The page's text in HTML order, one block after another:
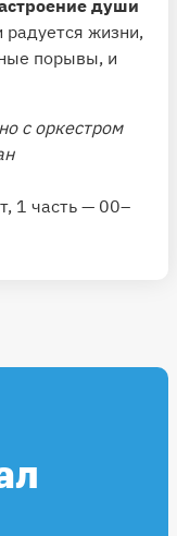
души
радуется жизни,
порывы, и
с оркестром
1 часть — 00–